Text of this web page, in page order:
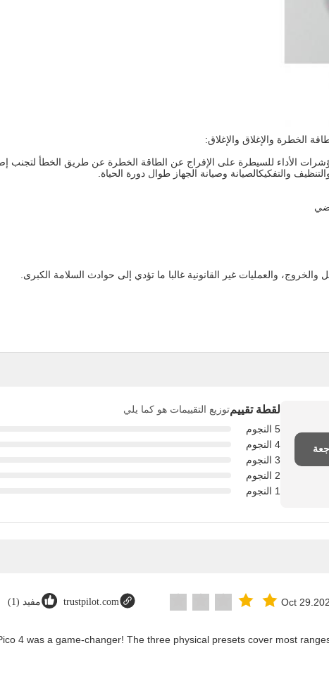
الخطرة والإغلاق والإغلاق:
الأداء للسيطرة على الإفراج عن الطاقة الخطرة عن طريق الخطأ لتجنب
والتفكيكالصيانة وصيانة الجهاز طوال دورة الحياة.
والعمليات غير القانونية غالبا ما تؤدي إلى حوادث السلامة الكبرى.
لقطة تقييمتوزيع التقييمات هو كما يلي
5 النجوم
4 النجوم
3 النجوم
2 النجوم
1 النجوم
Oct
trustpilot.com مفيد (1)